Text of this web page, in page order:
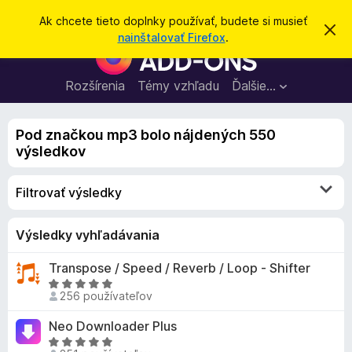
Ak chcete tieto doplnky používať, budete si musieť
nainštalovať Firefox.
Z
ť
n
D
o
p
l
k
e
i
Rozšírenia Témy vzhľadu Ďalšie…
Prihlásiť sa
a
Pod značkou mp3 bolo nájdených 550
výsledkov
Filtrovať výsledky
Výsledky vyhľadávania
Transpose / Speed / Reverb / Loop - Shifter
H
o
d
n
256 používateľov
Neo Downloader Plus
H